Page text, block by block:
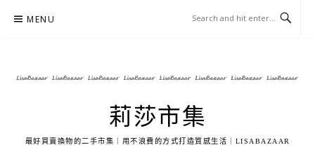
MENU
莉莎市集
最好買賣換物的二手市集｜用不浪費的方式打造質感生活｜LISABAZAAR